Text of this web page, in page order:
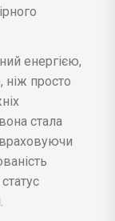
енергією,
ніж просто
стала
враховуючи